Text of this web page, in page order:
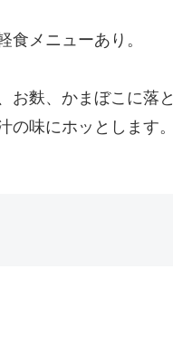
メニューあり。
お麩、かまぼこに落と
味にホッとします。